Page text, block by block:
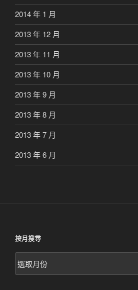
2014 年 1 月
2013 年 12 月
2013 年 11 月
2013 年 10 月
2013 年 9 月
2013 年 8 月
2013 年 7 月
2013 年 6 月
按月搜尋
按
月